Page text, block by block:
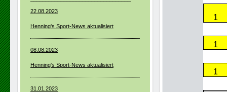
1
1
1
22.08.2023
Henning's Sport-News aktualisiert
08.08.2023
Henning's Sport-News aktualisiert
31.01.2023